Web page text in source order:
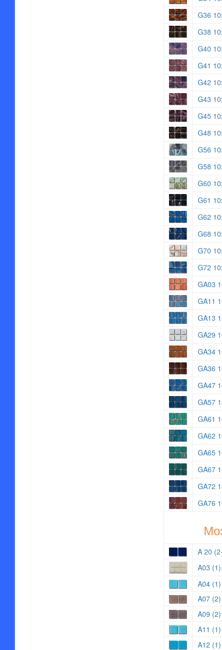
G36
G38
G40
G41
G42
G43
G45
G48
G56
G58
G60
G61
G62
G68
G70
G72
GA03
GA11
GA13
GA29
GA34
GA36
GA47
GA57
GA61
GA62
GA65
GA67
GA72
GA76
A 20
A03
A04
A07
A09
A11
A12